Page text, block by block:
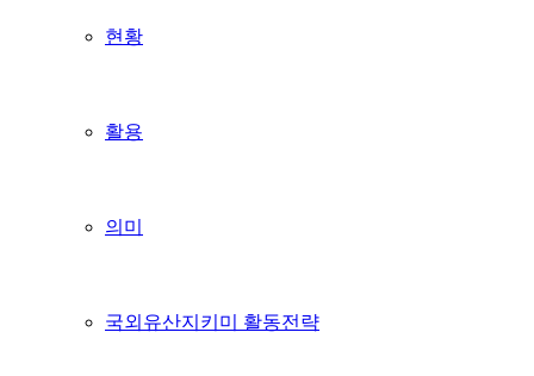
현황
활용
의미
국외유산지키미 활동전략